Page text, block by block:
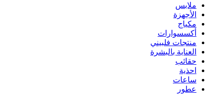
ملابس
الأجهزة
مكياج
أكسسوارات
منتجات فلبيني
العناية بالبشرة
حقائب
احذية
ساعات
عطور